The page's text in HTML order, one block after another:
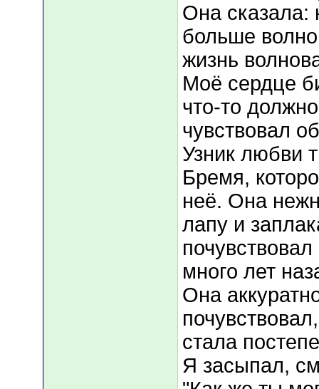
Она сказала:
больше
жизнь
Моё сердце
что-то
чувствовал
Узник любви
Бремя,
неё. Она
лапу и
много лет
Она
стала
Я засыпал,